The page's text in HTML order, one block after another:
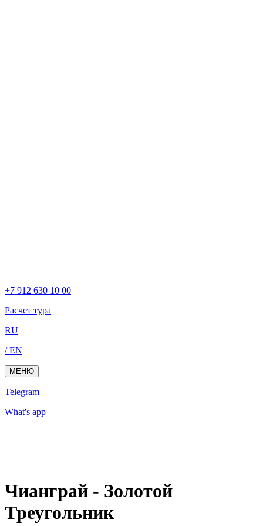
+7 912 630 10 00
Расчет тура
RU
/ EN
МЕНЮ
Telegram
What's app
Чианграй - Золотой
Треугольник